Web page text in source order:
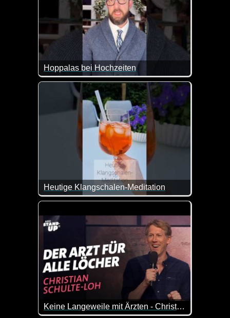
Hoppalas bei Hochzeiten
Zum Glück sind diese Dinge nicht bei unserer
Heutige Klangschalen-Meditation
Also diese Klangschale würde ich mir heute auch
Keine Langeweile mit Ärzten - Christian Schulte-Loh